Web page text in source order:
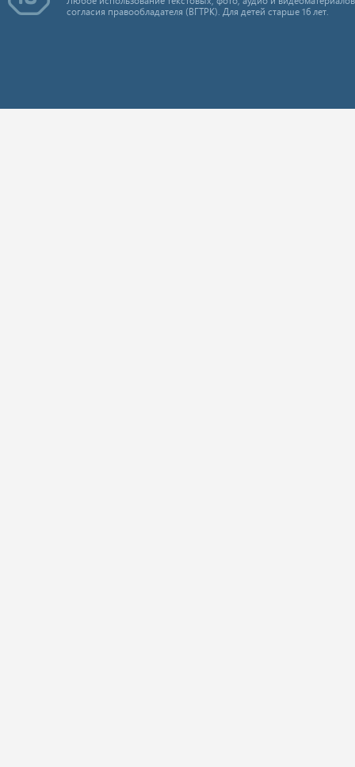
согласия правообладателя (ВГТРК). Для детей старше 16 лет.